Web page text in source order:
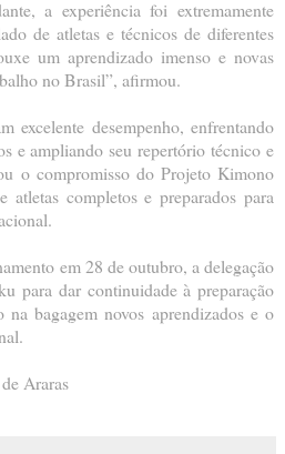
a experiência foi extremamente
de atletas e técnicos de diferentes
um aprendizado imenso e novas
no Brasil”, afirmou.
excelente desempenho, enfrentando
e ampliando seu repertório técnico e
o compromisso do Projeto Kimono
completos e preparados para
em 28 de outubro, a delegação
para dar continuidade à preparação
bagagem novos aprendizados e o
Araras